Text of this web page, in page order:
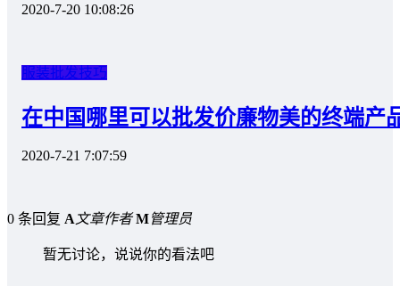
2020-7-20 10:08:26
服装批发技巧
在中国哪里可以批发价廉物美的终端产
2020-7-21 7:07:59
0 条回复 A文章作者 M管理员
暂无讨论，说说你的看法吧